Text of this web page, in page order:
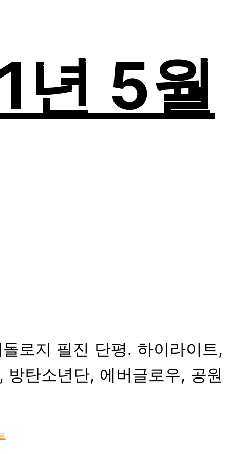
5월
로지 필진 단평. 하이라이트,
탄소년단, 에버글로우, 공원